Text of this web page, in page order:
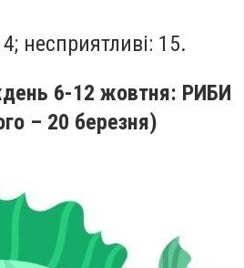
несприятливi: 15.
6-12 жовтня: РИБИ
– 20 березня)